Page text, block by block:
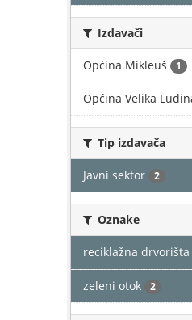
Izdavači
Općina Mikleuš 1
Općina Velika
Tip izdavača
Javni sektor 2
Oznake
reciklažna drvorišta
zeleni otok 2